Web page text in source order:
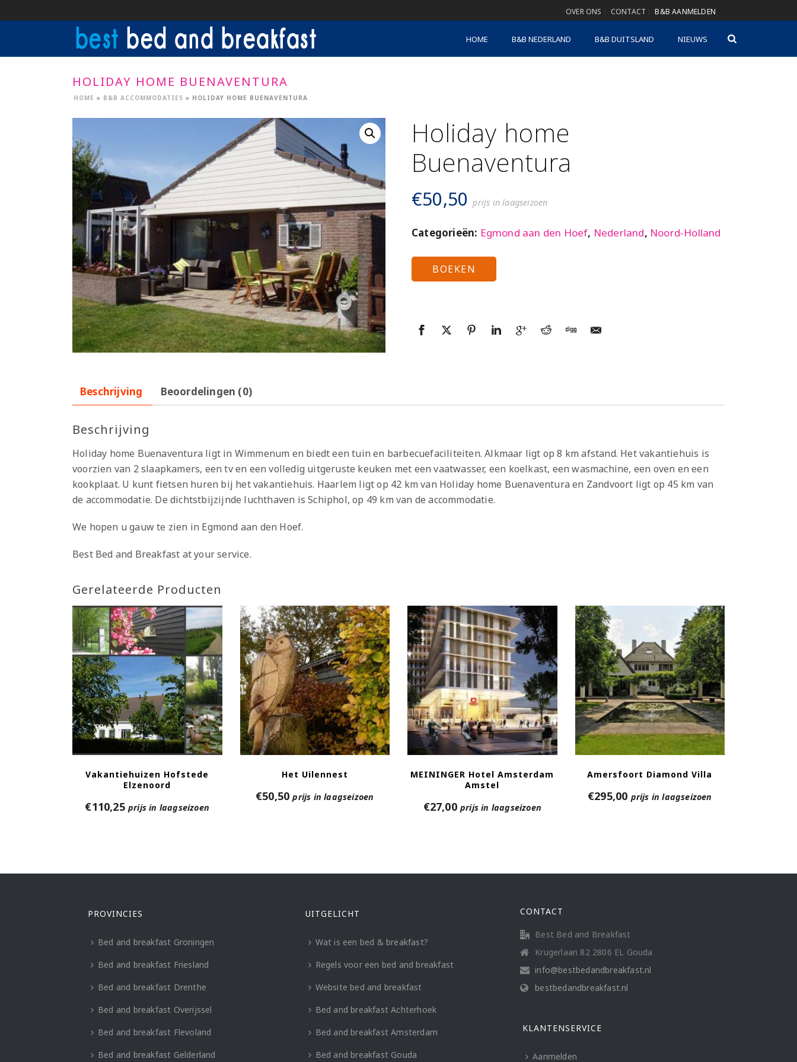
OVER ONS CONTACT B&B AANMELDEN
HOME B&B NEDERLAND B&B DUITSLAND NIEUWS
HOLIDAY HOME BUENAVENTURA
HOME » B&B ACCOMMODATIES » HOLIDAY HOME BUENAVENTURA
Holiday home
Buenaventura
€50,50 prijs in laagseizoen
Categorieën: Egmond aan den Hoef, Nederland, Noord-Holland
BOEKEN
Beschrijving Beoordelingen (0)
Beschrijving
Holiday home Buenaventura ligt in Wimmenum en biedt een tuin en barbecuefaciliteiten. Alkmaar ligt op 8 km afstand. Het vakantiehuis is
voorzien van 2 slaapkamers, een tv en een volledig uitgeruste keuken met een vaatwasser, een koelkast, een wasmachine, een oven en een
kookplaat. U kunt fietsen huren bij het vakantiehuis. Haarlem ligt op 42 km van Holiday home Buenaventura en Zandvoort ligt op 45 km van
de accommodatie. De dichtstbijzijnde luchthaven is Schiphol, op 49 km van de accommodatie.
We hopen u gauw te zien in Egmond aan den Hoef.
Best Bed and Breakfast at your service.
Gerelateerde Producten
Vakantiehuizen Hofstede
Elzenoord
€110,25 prijs in laagseizoen
Het Uilennest
€50,50 prijs in laagseizoen
MEININGER Hotel Amsterdam
Amstel
€27,00 prijs in laagseizoen
Amersfoort Diamond Villa
€295,00 prijs in laagseizoen
PROVINCIES
Bed and breakfast Groningen
Bed and breakfast Friesland
Bed and breakfast Drenthe
Bed and breakfast Overijssel
Bed and breakfast Flevoland
Bed and breakfast Gelderland
UITGELICHT
Wat is een bed & breakfast?
Regels voor een bed and breakfast
Website bed and breakfast
Bed and breakfast Achterhoek
Bed and breakfast Amsterdam
Bed and breakfast Gouda
CONTACT
Best Bed and Breakfast
Krugerlaan 82 2806 EL Gouda
info@bestbedandbreakfast.nl
bestbedandbreakfast.nl
KLANTENSERVICE
Aanmelden